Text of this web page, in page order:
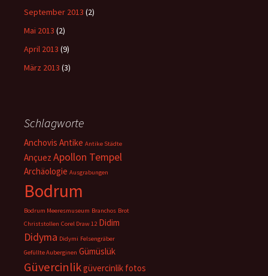
September 2013 (2)
Mai 2013 (2)
April 2013 (9)
März 2013 (3)
Schlagworte
Anchovis Antike Antike Städte
Ançuez Apollon Tempel
Archäologie Ausgrabungen
Bodrum
Bodrum Meeresmuseum Branchos Brot
Christstollen Corel Draw 12 Didim
Didyma Didymi Felsengräber
Gefüllte Auberginen Gümüslük
Güvercinlikgüvercinlik fotos